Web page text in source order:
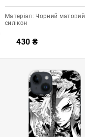
Матеріал: Чорний матовий
силікон
430 ₴